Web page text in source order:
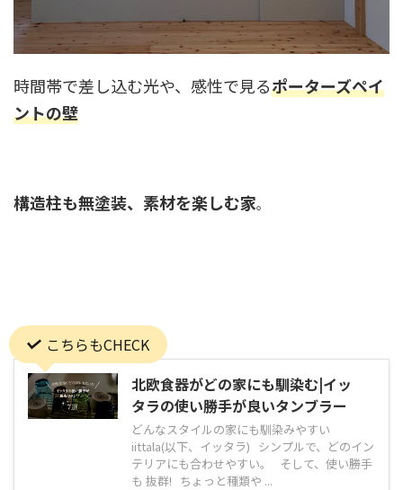
時間帯で差し込む光や、感性で見るポーターズペイ
ントの壁
構造柱も無塗装、素材を楽しむ家。
こちらもCHECK
北欧食器がどの家にも馴染む|イッ
タラの使い勝手が良いタンブラー
どんなスタイルの家にも馴染みやすい
iittala(以下、イッタラ) シンプルで、どのイン
テリアにも合わせやすい。 そして、使い勝手
も 抜群! ちょっと種類や ...